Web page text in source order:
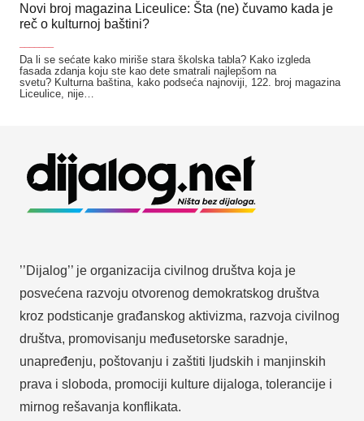
Novi broj magazina Liceulice: Šta (ne) čuvamo kada je
reč o kulturnoj baštini?
Da li se sećate kako miriše stara školska tabla? Kako izgleda
fasada zdanja koju ste kao dete smatrali najlepšom na
svetu? Kulturna baština, kako podseća najnoviji, 122. broj magazina
Liceulice, nije…
’’Dijalog’’ je organizacija civilnog društva koja je
posvećena razvoju otvorenog demokratskog društva
kroz podsticanje građanskog aktivizma, razvoja civilnog
društva, promovisanju međusetorske saradnje,
unapređenju, poštovanju i zaštiti ljudskih i manjinskih
prava i sloboda, promociji kulture dijaloga, tolerancije i
mirnog rešavanja konflikata.